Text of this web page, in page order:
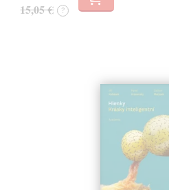
15,05 € ?